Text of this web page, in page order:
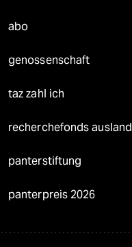
abo
genossenschaft
taz zahl ich
recherchefonds ausland
panterstiftung
panterpreis 2026